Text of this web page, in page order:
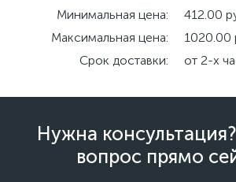
Минимальная цена:
412.00
Максимальная цена:
1020.00
Срок доставки:
от 2-х
Нужна
вопрос прямо